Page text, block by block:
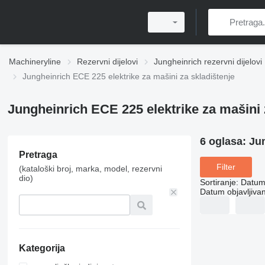
Machineryline Rezervni dijelovi Jungheinrich rezervni dijelovi
Jungheinrich ECE 225 elektrike za mašini za skladištenje
Jungheinrich ECE 225 elektrike za mašini
Pretraga
(kataloški broj, marka, model, rezervni
dio)
Kategorija
6 oglasa:
Filter
Sortiranje:
Datum